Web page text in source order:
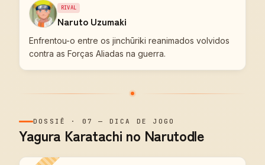
RIVAL
Naruto Uzumaki
Enfrentou-o entre os jinchūriki reanimados volvidos
contra as Forças Aliadas na guerra.
DOSSIÊ · 07 — DICA DE JOGO
Yagura Karatachi no Narutodle